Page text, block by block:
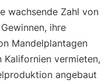
wachsende Zahl von
ihre
Mandelplantagen
vermieten,
angebaut